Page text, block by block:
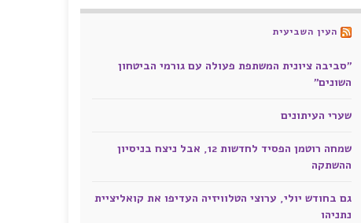
העין השביעית
"סביבה ציונית המשתפת פעולה עם גורמי הביטחון
השונים"
שערי העיתונים
שמחה רוטמן הפסיד לחדשות 12, אבל ניצח בניסיון
ההשתקה
גם בחודש יולי, ערוצי הטלוויזיה העדיפו את קואליציית
נתניהו